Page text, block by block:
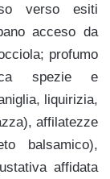
verso esiti
acceso da
profumo
spezie e
liquirizia,
affilatezze
balsamico),
affidata